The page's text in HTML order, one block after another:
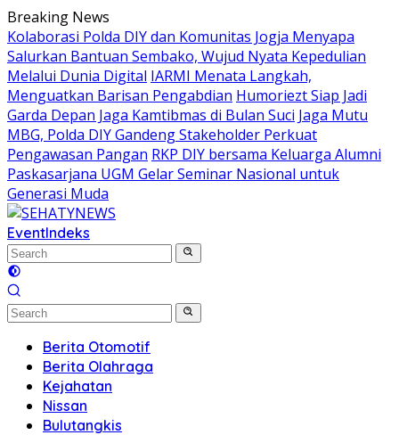
Skip
to
content
Breaking News
Kolaborasi Polda DIY dan Komunitas Jogja Menyapa
Salurkan Bantuan Sembako, Wujud Nyata Kepedulian
Melalui Dunia Digital IARMI Menata Langkah,
Menguatkan Barisan Pengabdian Humoriezt Siap Jadi
Garda Depan Jaga Kamtibmas di Bulan Suci Jaga Mutu
MBG, Polda DIY Gandeng Stakeholder Perkuat
Pengawasan Pangan RKP DIY bersama Keluarga Alumni
Paskasarjana UGM Gelar Seminar Nasional untuk
Generasi Muda
EventIndeks
Berita Otomotif
Berita Olahraga
Kejahatan
Nissan
Bulutangkis